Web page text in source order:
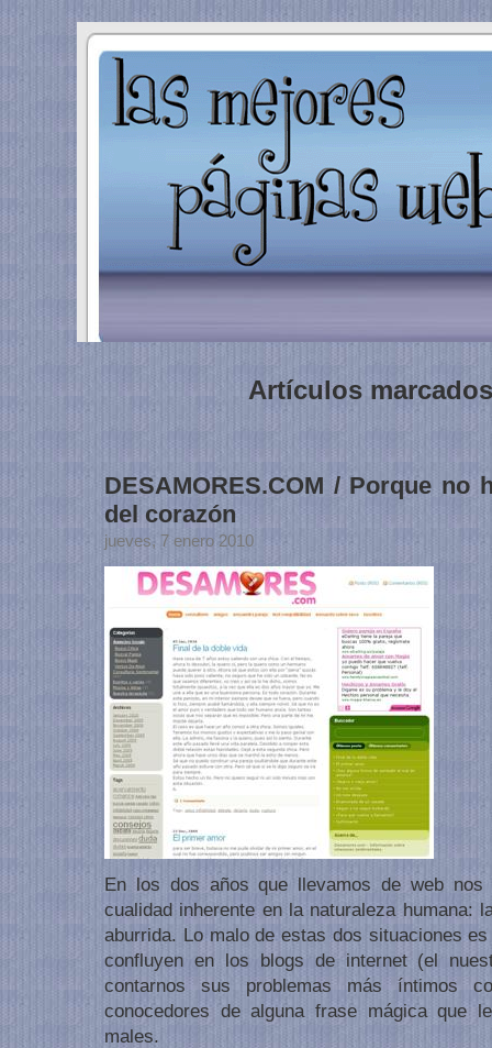
Artículos marcados
DESAMORES.COM / Porque no
del corazón
jueves, 7 enero 2010
En los dos años que llevamos de web nos
cualidad inherente en la naturaleza humana:
aburrida. Lo malo de estas dos situaciones
confluyen en los blogs de internet (el
contarnos sus problemas más íntimos
conocedores de alguna frase mágica que
males.